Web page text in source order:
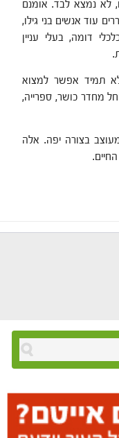
לא נמצא לבד. אומנם
עוד אנשים בני גילו,
דומה, בעלי עניין
תמיד אפשר למצוא
מחדר כושר, ספרייה,
בצורה יפה. אלה